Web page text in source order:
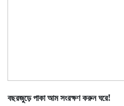
বছরজুড়ে পাকা আম সংরক্ষণ করুন ঘরে!